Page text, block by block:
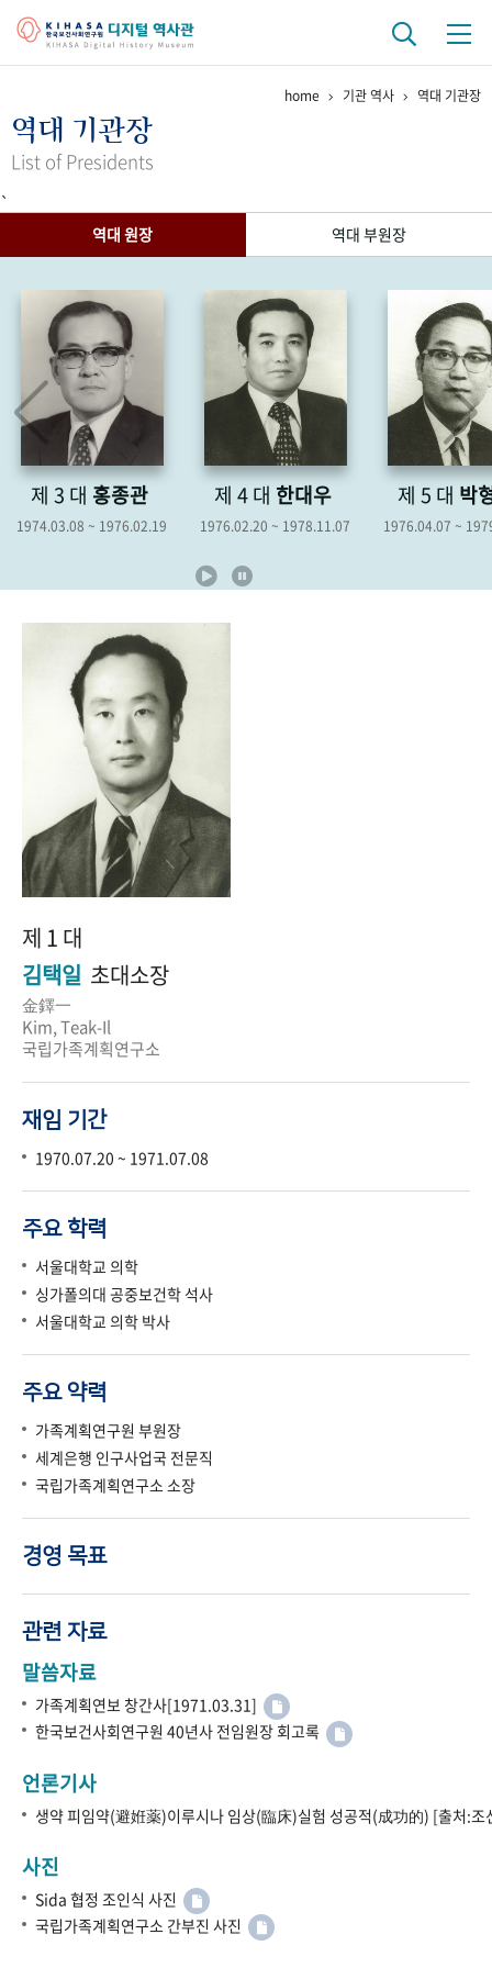
걸어온 길 기관 변천사
연구 역사
정책과 연구 키워드로 보는 연구 역사
연구자들
기록물 아카이브
사진 아카이브 문서 기록물 행정박물 영상 기록물
50+1주년 기념
성과 50선 숫자로 보는 50년 50 +1주년 광장
세계와 함께 한 KIHASA
home 기관 역사 역대 기관장
역대 기관장
List of Presidents
`
역대 원장
역대 부원장
제 3 대 홍종관
1974.03.08 ~ 1976.02.19
제 4 대 한대우
1976.02.20 ~ 1978.11.07
제 5 대 박
1976.04.07 ~
제 1 대
김택일 초대소장
金鐸一
Kim, Teak-Il
국립가족계획연구소
재임 기간
1970.07.20 ~ 1971.07.08
주요 학력
서울대학교 의학
싱가폴의대 공중보건학 석사
서울대학교 의학 박사
주요 약력
가족계획연구원 부원장
세계은행 인구사업국 전문직
국립가족계획연구소 소장
경영 목표
관련 자료
말씀자료
가족계획연보 창간사[1971.03.31]
한국보건사회연구원 40년사 전임원장 회고록
언론기사
생약 피임약(避姙薬)이루시나 임상(臨床)실험 성공적(成功的) [출처:
사진
Sida 협정 조인식 사진
국립가족계획연구소 간부진 사진